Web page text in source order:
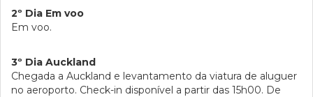
2º Dia Em voo
Em voo.
3º Dia Auckland
Chegada a Auckland e levantamento da viatura de aluguer
no aeroporto. Check-in disponível a partir das 15h00. De